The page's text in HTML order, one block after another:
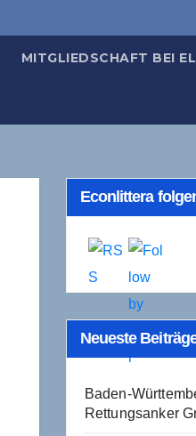
MITGLIEDSCHAFT BEI EL
Econlittera
Neueste
Baden-
Rettungsanker